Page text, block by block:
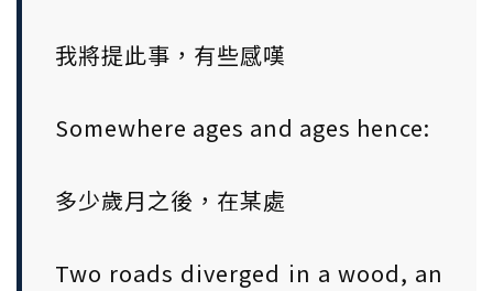
我將提此事，有些感嘆
Somewhere ages and ages hence:
多少歲月之後，在某處
Two roads diverged in a wood, an